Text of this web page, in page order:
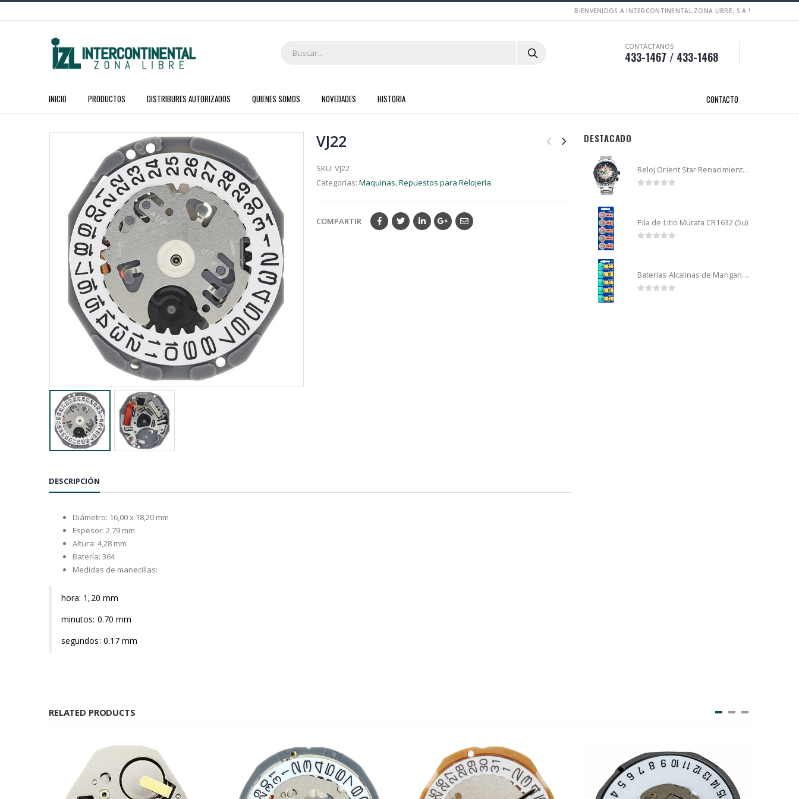
BIENVENIDOS A INTERCONTINENTAL ZONA LIBRE, S.A.!
CONTÁCTANOS
433-1467 / 433-1468
INICIO PRODUCTOS DISTRIBURES AUTORIZADOS QUIENES SOMOS NOVEDADES HISTORIA CONTACTO
VJ22
SKU: VJ22
Categorías: Maquinas,Repuestos para Relojería
COMPARTIR
DESCRIPCIÓN
Diámetro: 16,00 x 18,20 mm
Espesor: 2,79 mm
Altura: 4,28 mm
Batería: 364
Medidas de manecillas:
hora: 1,20 mm
minutos: 0.70 mm
segundos: 0.17 mm
DESTACADO
Reloj Orient Star Renacimiento mecánico - Retro Future Guitar - RA-AR0303G
Pila de Litio Murata CR1632 (5u)
Baterías Alcalinas de Manganeso Murata 192 (5u)
RELATED PRODUCTS